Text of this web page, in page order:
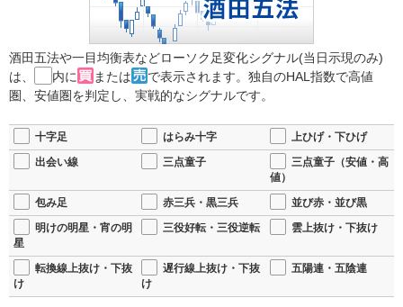
酒田五法や一目均衡表などローソク足変化シグナル(当日示現のみ)
は、
内に または
で表示されます。独自のHAL指数で高値
圏、安値圏を判定し、実戦的なシグナルです。
十字足 はらみ十字
上ひげ・下ひげ
出会い線
三点童子
三点童子（安値・高
値）
包み足
赤三兵・黒三兵
並び赤・並び黒
明けの明星・宵の明
星
三役好転・三役逆転 雲上抜け・下抜け
転換線上抜け・下抜
け
遅行線上抜け・下抜
け
五陽連・五陰連